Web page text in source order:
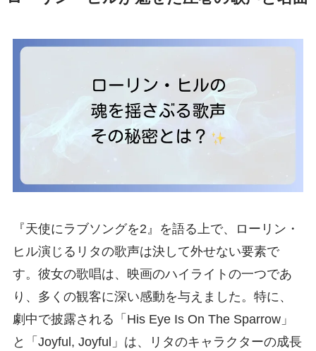
『天使にラブソングを2』を語る上で、ローリン・
ヒル演じるリタの歌声は決して外せない要素で
す。彼女の歌唱は、映画のハイライトの一つであ
り、多くの観客に深い感動を与えました。特に、
劇中で披露される「His Eye Is On The Sparrow」
と「Joyful, Joyful」は、リタのキャラクターの成長